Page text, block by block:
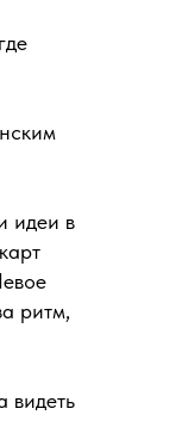
идеи в
ритм,
видеть